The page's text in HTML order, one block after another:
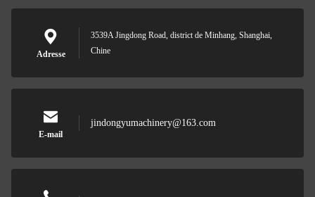
Adresse
3539A Jingdong Road, district de Minhang, Shanghai,
Chine
E-mail
jindongyumachinery@163.com